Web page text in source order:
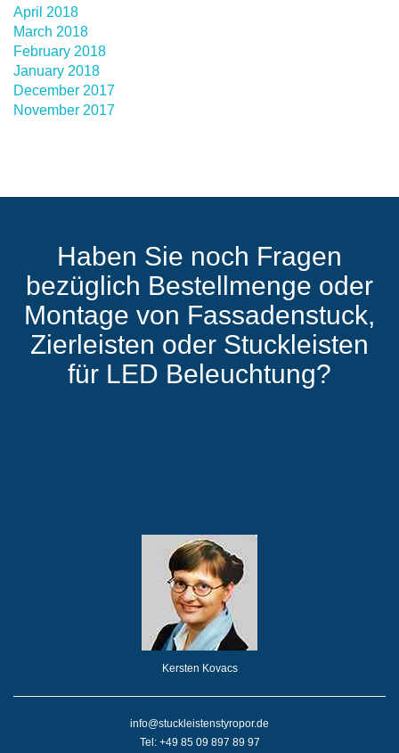
April 2018
March 2018
February 2018
January 2018
December 2017
November 2017
Haben Sie noch Fragen
bezüglich Bestellmenge oder
Montage von Fassadenstuck,
Zierleisten oder Stuckleisten
für LED Beleuchtung?
Kersten Kovacs
info@stuckleistenstyropor.de
Tel: +49 85 09 897 89 97